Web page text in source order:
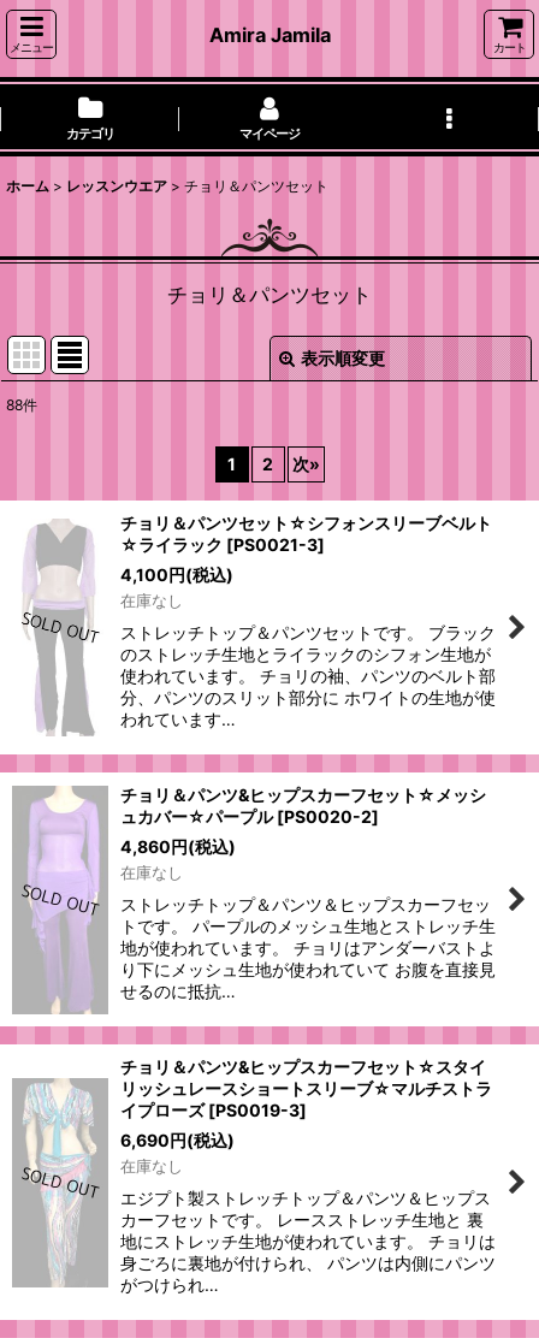
メニュー
Amira Jamila
カート
カテゴリ マイページ
ホーム > レッスンウエア > チョリ＆パンツセット
チョリ＆パンツセット
表示順変更
絞り込む
閉じる
88件
1 2 次»
チョリ＆パンツセット☆シフォンスリーブベルト
☆ライラック [PS0021-3]
4,100円(税込)
在庫なし
ストレッチトップ＆パンツセットです。 ブラック
のストレッチ生地とライラックのシフォン生地が
使われています。 チョリの袖、パンツのベルト部
分、パンツのスリット部分に ホワイトの生地が使
われています…
チョリ＆パンツ&ヒップスカーフセット☆メッシ
ュカバー☆パープル [PS0020-2]
4,860円(税込)
在庫なし
ストレッチトップ＆パンツ＆ヒップスカーフセッ
トです。 パープルのメッシュ生地とストレッチ生
地が使われています。 チョリはアンダーバストよ
り下にメッシュ生地が使われていて お腹を直接見
せるのに抵抗…
チョリ＆パンツ&ヒップスカーフセット☆スタイ
リッシュレースショートスリーブ☆マルチストラ
イプローズ [PS0019-3]
6,690円(税込)
在庫なし
エジプト製ストレッチトップ＆パンツ＆ヒップス
カーフセットです。 レースストレッチ生地と 裏
地にストレッチ生地が使われています。 チョリは
身ごろに裏地が付けられ、 パンツは内側にパンツ
がつけられ…